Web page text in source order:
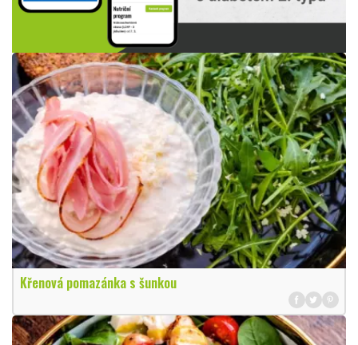
Křenová pomazánka s šunkou